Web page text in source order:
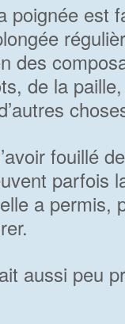
poignée est
des
de la
fouillé
parfois
a permis,
aussi peu